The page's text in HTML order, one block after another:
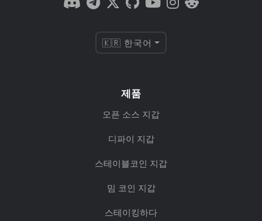
🇰🇷 한국어
제품
오픈 소스 지갑
디파이 지갑
스테이블코인 지갑
밈 코인 지갑
스테이킹하다